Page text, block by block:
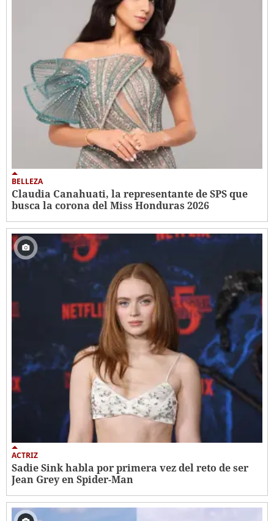
BELLEZA
Claudia Canahuati, la representante de SPS que
busca la corona del Miss Honduras 2026
ACTRIZ
Sadie Sink habla por primera vez del reto de ser
Jean Grey en Spider-Man